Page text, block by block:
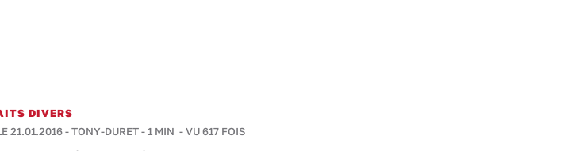
DIVERS
21.01.2016 -TONY-DURET-1 MIN - VU 617 FOIS